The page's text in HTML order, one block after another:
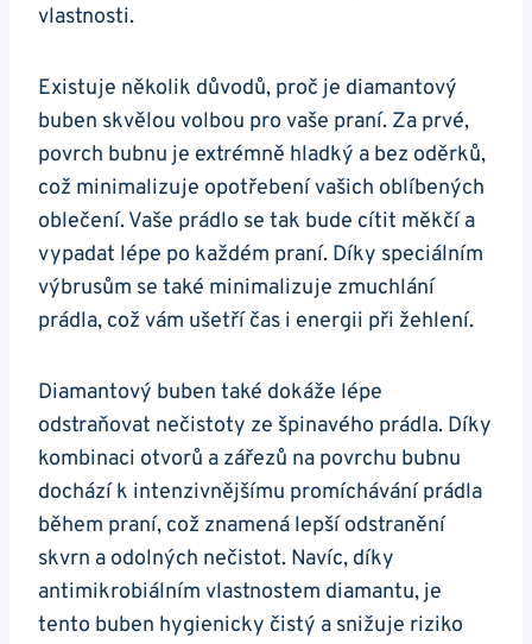
vlastnosti.
Existuje několik důvodů, proč je diamantový
⁣buben skvělou volbou ⁤pro vaše​ praní. ⁤Za prvé,
povrch ⁢bubnu je​ extrémně hladký a bez ⁣oděrků,⁤
což minimalizuje‍ opotřebení vašich oblíbených ​
oblečení. Vaše ​prádlo ‌se⁣ tak bude cítit‌ měkčí a
vypadat lépe po každém praní.⁤ Díky speciálním ​
výbrusům se‌ také⁣ minimalizuje zmuchlání
⁣prádla, což‍ vám ušetří čas i⁤ energii při žehlení.
Diamantový⁣ buben⁣ také dokáže lépe
odstraňovat nečistoty ze špinavého prádla. Díky
kombinaci otvorů a ⁣zářezů na povrchu⁢ bubnu
dochází‍ k intenzivnějšímu promíchávání prádla
během praní, což ​znamená lepší ​odstranění
skvrn‍ a odolných ‌nečistot. Navíc, díky
‍antimikrobiálním‌ vlastnostem diamantu, je
tento buben⁣ hygienicky⁢ čistý a snižuje riziko